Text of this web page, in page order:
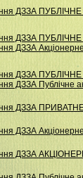
ДЗЗА
ДЗЗА
ДЗЗА
ДЗЗА
ДЗЗА Публiчне
ДЗЗА
ДЗЗА
ДЗЗА